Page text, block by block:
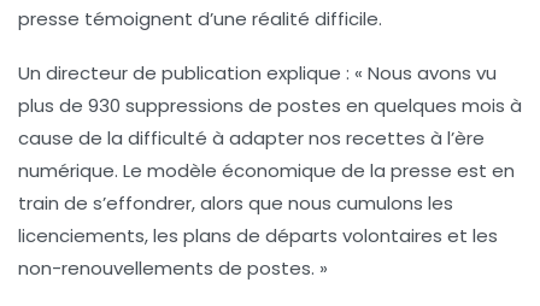
presse témoignent d’une réalité difficile.
Un directeur de publication explique : « Nous avons vu
plus de 930 suppressions de postes en quelques mois à
cause de la difficulté à adapter nos recettes à l’ère
numérique. Le modèle économique de la presse est en
train de s’effondrer, alors que nous cumulons les
licenciements, les plans de départs volontaires et les
non-renouvellements de postes. »